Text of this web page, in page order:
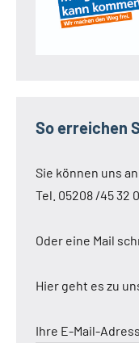
So erreichen
Sie können uns
Tel. 05208 /45 32
Oder eine Mail
Hier geht es zu
Ihre E-Mail-